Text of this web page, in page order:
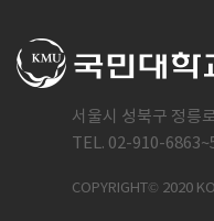
서울시 성북구 정릉
TEL. 02-910-
COPYRIGHT© 2020